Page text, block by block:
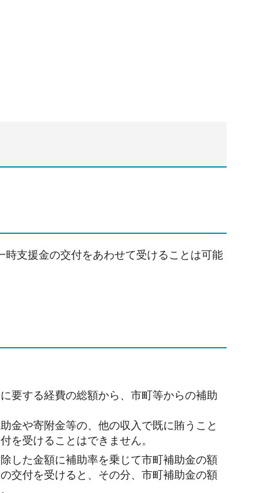
時支援金の交付をあわせて受けることは可能
要する経費の総額から、市町等からの補助
金や寄附金等の、他の収入で既に賄うこと
を受けることはできません。
した金額に補助率を乗じて市町補助金の額
交付を受けると、その分、市町補助金の額